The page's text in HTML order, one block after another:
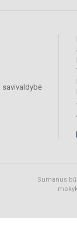
savivaldybė
Sumanus